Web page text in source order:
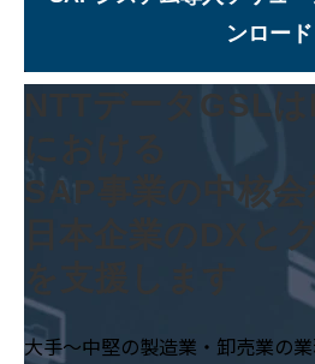
ンロード
NTTデータGSL
SAP事業の中核会
日本企業のDXと
大手〜中堅の製造業・卸売業の